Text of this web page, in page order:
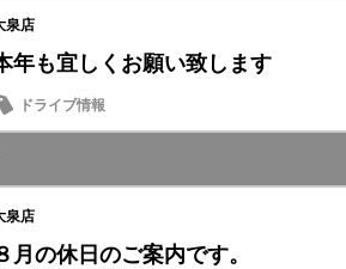
泉店
年も宜しくお願い致します
ドライブ情報
泉店
月の休日のご案内です。